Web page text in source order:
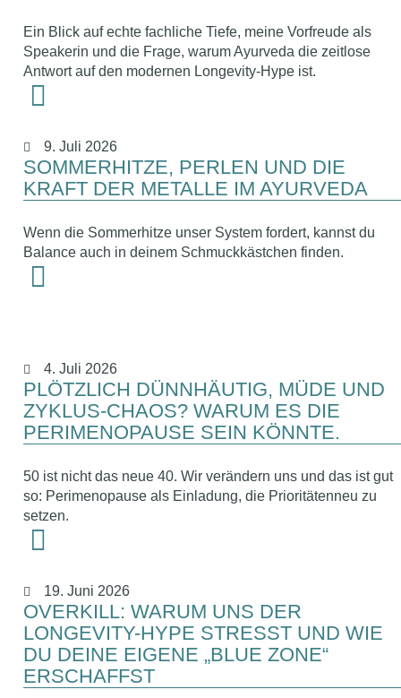
Ein Blick auf echte fachliche Tiefe, meine Vorfreude als
Speakerin und die Frage, warum Ayurveda die zeitlose
Antwort auf den modernen Longevity-Hype ist.
9. Juli 2026
SOMMERHITZE, PERLEN UND DIE
KRAFT DER METALLE IM AYURVEDA
Wenn die Sommerhitze unser System fordert, kannst du
Balance auch in deinem Schmuckkästchen finden.
4. Juli 2026
PLÖTZLICH DÜNNHÄUTIG, MÜDE UND
ZYKLUS-CHAOS? WARUM ES DIE
PERIMENOPAUSE SEIN KÖNNTE.
50 ist nicht das neue 40. Wir verändern uns und das ist gut
so: Perimenopause als Einladung, die Prioritätenneu zu
setzen.
19. Juni 2026
OVERKILL: WARUM UNS DER
LONGEVITY-HYPE STRESST UND WIE
DU DEINE EIGENE „BLUE ZONE“
ERSCHAFFST